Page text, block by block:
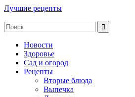
Лучшие рецепты
Новости
Здоровье
Сад и огород
Рецепты
Вторые блюда
Выпечка